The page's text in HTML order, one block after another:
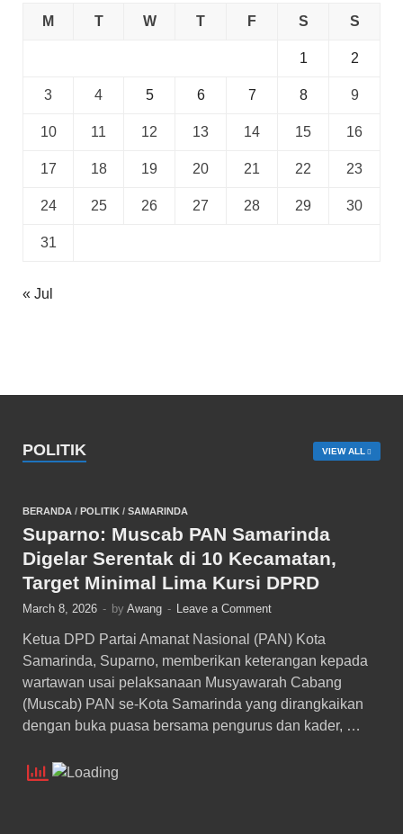
M T W T F S S
1 2
3 4 5 6 7 8 9
10 11 12 13 14 15 16
17 18 19 20 21 22 23
24 25 26 27 28 29 30
31
« Jul
POLITIK VIEW ALL
BERANDA / POLITIK / SAMARINDA
Suparno: Muscab PAN Samarinda
Digelar Serentak di 10 Kecamatan,
Target Minimal Lima Kursi DPRD
March 8, 2026 - by Awang - Leave a Comment
Ketua DPD Partai Amanat Nasional (PAN) Kota
Samarinda, Suparno, memberikan keterangan kepada
wartawan usai pelaksanaan Musyawarah Cabang
(Muscab) PAN se-Kota Samarinda yang dirangkaikan
dengan buka puasa bersama pengurus dan kader, …